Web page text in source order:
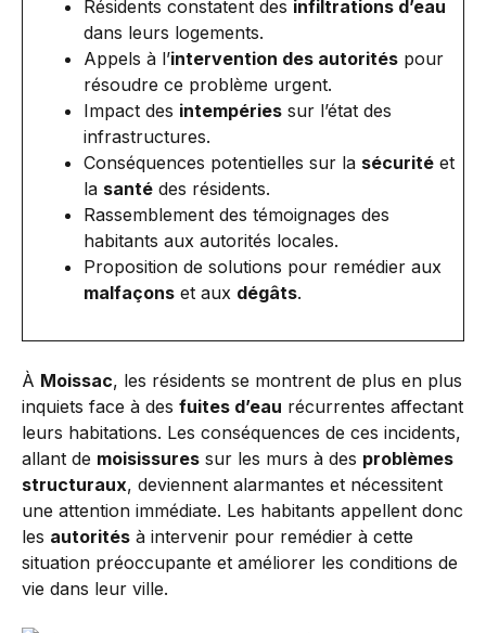
Résidents constatent des infiltrations d’eau
dans leurs logements.
Appels à l’intervention des autorités pour
résoudre ce problème urgent.
Impact des intempéries sur l’état des
infrastructures.
Conséquences potentielles sur la sécurité et
la santé des résidents.
Rassemblement des témoignages des
habitants aux autorités locales.
Proposition de solutions pour remédier aux
malfaçons et aux dégâts.
À Moissac, les résidents se montrent de plus en plus
inquiets face à des fuites d’eau récurrentes affectant
leurs habitations. Les conséquences de ces incidents,
allant de moisissures sur les murs à des problèmes
structuraux, deviennent alarmantes et nécessitent
une attention immédiate. Les habitants appellent donc
les autorités à intervenir pour remédier à cette
situation préoccupante et améliorer les conditions de
vie dans leur ville.